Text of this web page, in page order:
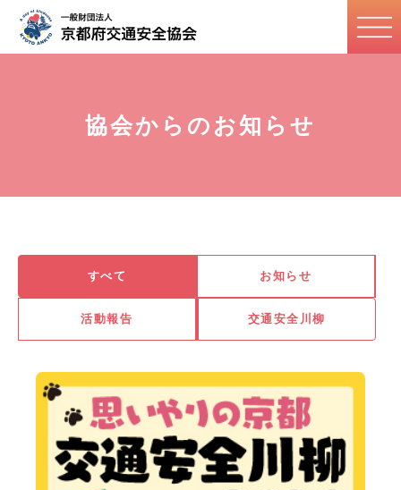
協会からのお知らせ
すべて お知らせ
活動報告 交通安全川柳